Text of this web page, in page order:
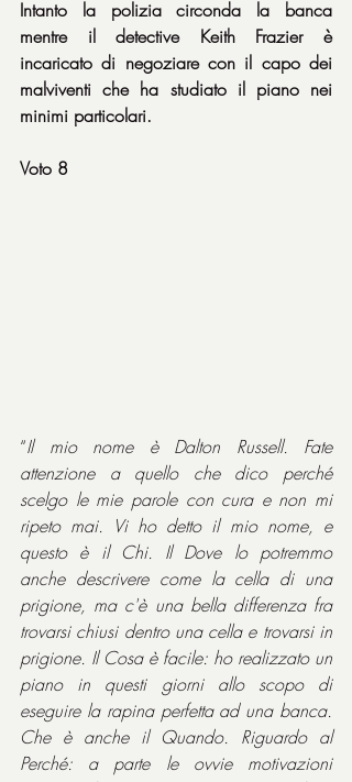
Intanto la polizia circonda la banca
mentre il detective Keith Frazier è
incaricato di negoziare con il capo dei
malviventi che ha studiato il piano nei
minimi particolari.
Voto 8
“Il mio nome è Dalton Russell. Fate
attenzione a quello che dico perché
scelgo le mie parole con cura e non mi
ripeto mai. Vi ho detto il mio nome, e
questo è il Chi. Il Dove lo potremmo
anche descrivere come la cella di una
prigione, ma c'è una bella differenza fra
trovarsi chiusi dentro una cella e trovarsi in
prigione. Il Cosa è facile: ho realizzato un
piano in questi giorni allo scopo di
eseguire la rapina perfetta ad una banca.
Che è anche il Quando. Riguardo al
Perché: a parte le ovvie motivazioni